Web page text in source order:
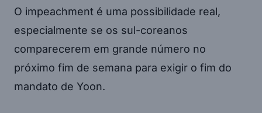
O impeachment é uma possibilidade real,
especialmente se os sul-coreanos
comparecerem em grande número no
próximo fim de semana para exigir o fim do
mandato de Yoon.